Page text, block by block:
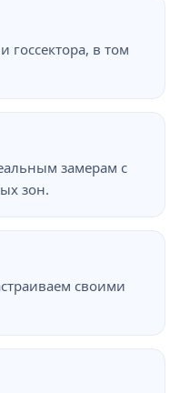
госсектора, в том
замерам с
зон.
своими